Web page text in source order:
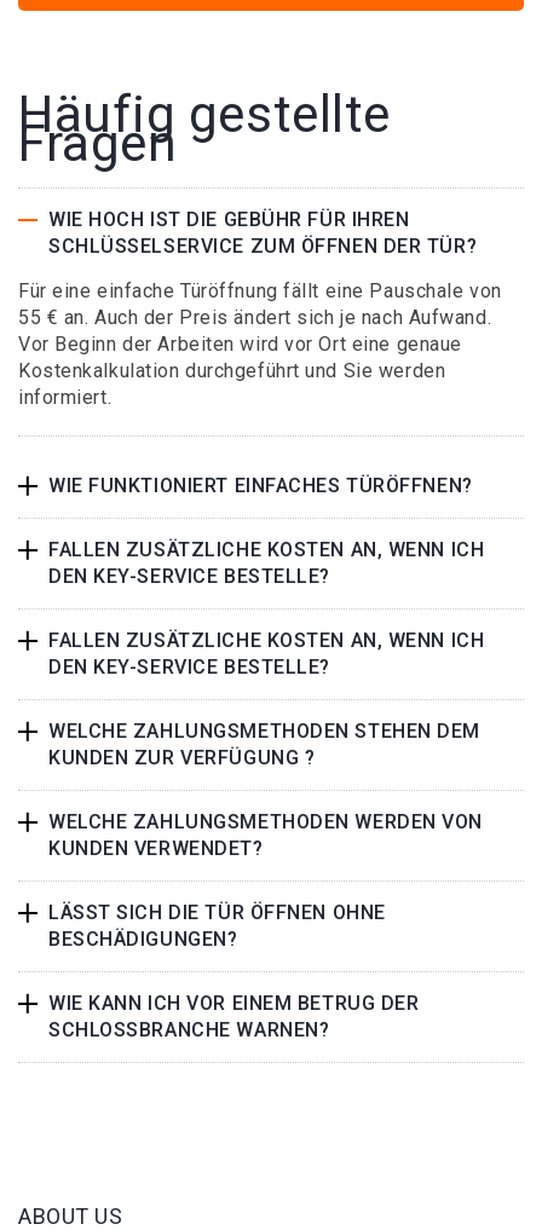
Häufig gestellte
Fragen
WIE HOCH IST DIE GEBÜHR FÜR IHREN
SCHLÜSSELSERVICE ZUM ÖFFNEN DER TÜR?
Für eine einfache Türöffnung fällt eine Pauschale von
55 € an. Auch der Preis ändert sich je nach Aufwand.
Vor Beginn der Arbeiten wird vor Ort eine genaue
Kostenkalkulation durchgeführt und Sie werden
informiert.
WIE FUNKTIONIERT EINFACHES TÜRÖFFNEN?
FALLEN ZUSÄTZLICHE KOSTEN AN, WENN ICH
DEN KEY-SERVICE BESTELLE?
FALLEN ZUSÄTZLICHE KOSTEN AN, WENN ICH
DEN KEY-SERVICE BESTELLE?
WELCHE ZAHLUNGSMETHODEN STEHEN DEM
KUNDEN ZUR VERFÜGUNG ?
WELCHE ZAHLUNGSMETHODEN WERDEN VON
KUNDEN VERWENDET?
LÄSST SICH DIE TÜR ÖFFNEN OHNE
BESCHÄDIGUNGEN?
WIE KANN ICH VOR EINEM BETRUG DER
SCHLOSSBRANCHE WARNEN?
ABOUT US